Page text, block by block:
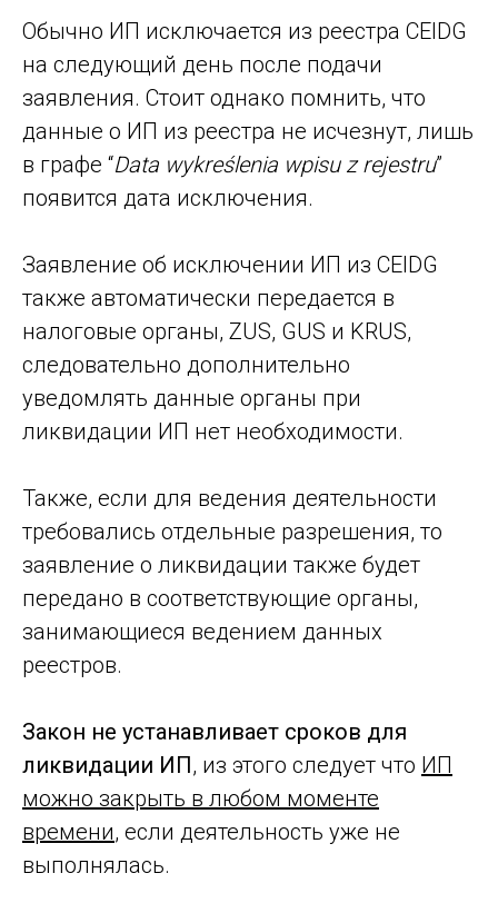
Обычно ИП исключается из реестра CEIDG
на следующий день после подачи
заявления. Стоит однако помнить, что
данные о ИП из реестра не исчезнут, лишь
в графе “Data wykreślenia wpisu z rejestru”
появится дата исключения.
Заявление об исключении ИП из CEIDG
также автоматически передается в
налоговые органы, ZUS, GUS и KRUS,
следовательно дополнительно
уведомлять данные органы при
ликвидации ИП нет необходимости.
Также, если для ведения деятельности
требовались отдельные разрешения, то
заявление о ликвидации также будет
передано в соответствующие органы,
занимающиеся ведением данных
реестров.
Закон не устанавливает сроков для
ликвидации ИП, из этого следует что ИП
можно закрыть в любом моменте
времени, если деятельность уже не
выполнялась.